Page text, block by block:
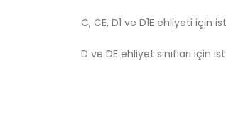
C, CE, D1 ve D1E ehliyeti için
D ve DE ehliyet sınıfları için